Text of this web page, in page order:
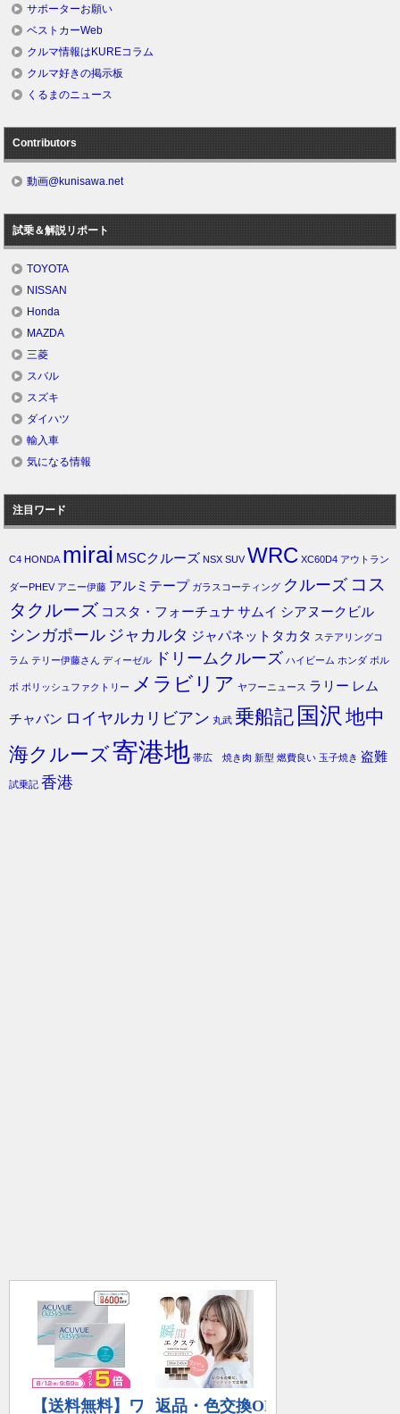
サポーターお願い
ベストカーWeb
クルマ情報はKUREコラム
クルマ好きの掲示板
くるまのニュース
Contributors
動画@kunisawa.net
試乗＆解説リポート
TOYOTA
NISSAN
Honda
MAZDA
三菱
スバル
スズキ
ダイハツ
輸入車
気になる情報
注目ワード
C4 HONDA mirai MSCクルーズ NSX SUV WRC XC60D4 アウトラン
ダーPHEV アニー伊藤 アルミテープ ガラスコーティング クルーズ コス
タクルーズ コスタ・フォーチュナ サムイ シアヌークビル
シンガポール ジャカルタ ジャパネットタカタ ステアリングコ
ラム テリー伊藤さん ディーゼル ドリームクルーズ ハイビーム ホンダ ボル
ボ ポリッシュファクトリー メラビリア ヤフーニュース ラリー レム
チャバン ロイヤルカリビアン 丸武 乗船記 国沢 地中
海クルーズ寄港地 帯広 焼き肉 新型 燃費良い 玉子焼き 盗難
試乗記 香港